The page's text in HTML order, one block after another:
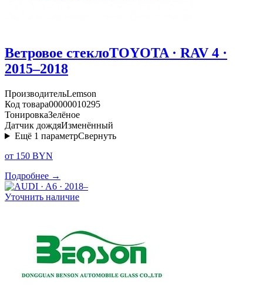
Ветровое стеклоTOYOTA · RAV 4 ·
2015–2018
ПроизводительLemson
Код товара00000010295
ТонировкаЗелёное
Датчик дождяИзменённый
Ещё 1 параметрСвернуть
от 150 BYN
Подробнее →
Уточнить наличие